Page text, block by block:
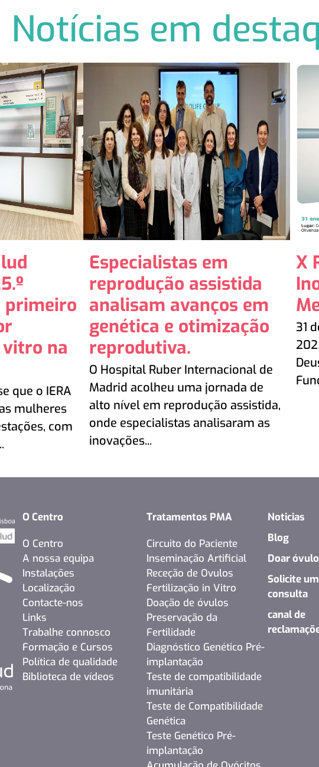
Notícias em
primeiro
na
que o IERA
mulheres
com
Especialistas em
reprodução assistida
analisam avanços em
genética e otimização
reprodutiva.
O Hospital Ruber Internacional de
Madrid acolheu uma jornada de
alto nível em reprodução assistida,
onde especialistas analisaram as
inovações...
X
31
O Centro
O Centro
A nossa equipa
Instalações
Localização
Contacte-nos
Links
Trabalhe connosco
Formação e Cursos
Política de qualidade
Biblioteca de vídeos
Tratamentos PMA
Circuito do Paciente
Inseminação Artificial
Receção de Ovulos
Fertilização in Vitro
Doação de óvulos
Preservação da
Fertilidade
Diagnóstico Genético Pré-
implantação
Teste de compatibilidade
imunitária
Teste de Compatibilidade
Genética
Teste Genético Pré-
implantação
Noticias
Blog
Doar
Solicite
consulta
canal de